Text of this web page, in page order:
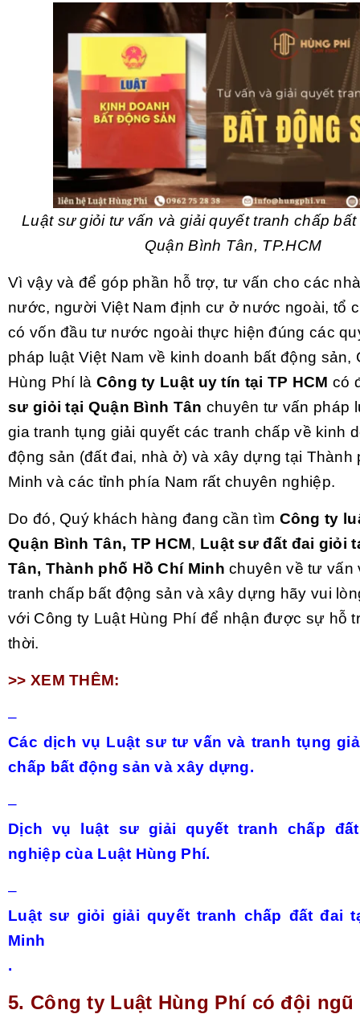
Luật sư giỏi tư vấn và giải quyết tranh chấp
Quận Bình Tân, TP.HCM
Vì vậy và để góp phần hỗ trợ, tư vấn cho các
nước, người Việt Nam định cư ở nước ngoài, tổ
có vốn đầu tư nước ngoài thực hiện đúng các
pháp luật Việt Nam về kinh doanh bất động sản,
Hùng Phí là Công ty Luật uy tín tại TP HCM có
sư giỏi tại Quận Bình Tân chuyên tư vấn pháp
gia tranh tụng giải quyết các tranh chấp về kinh
động sản (đất đai, nhà ở) và xây dựng tại Thành
Minh và các tỉnh phía Nam rất chuyên nghiệp.
Do đó, Quý khách hàng đang cần tìm Công ty
Quận Bình Tân, TP HCM, Luật sư đất đai giỏi
Tân, Thành phố Hồ Chí Minh chuyên về tư vấn
tranh chấp bất động sản và xây dựng hãy vui
với Công ty Luật Hùng Phí để nhận được sự hỗ
thời.
>> XEM THÊM:
–
Các dịch vụ Luật sư tư vấn và tranh tụng
chấp bất động sản và xây dựng.
–
Dịch vụ luật sư giải quyết tranh chấp
nghiệp cùa Luật Hùng Phí.
–
Luật sư giỏi giải quyết tranh chấp đất đai
Minh
.
5. Công ty Luật Hùng Phí có đội